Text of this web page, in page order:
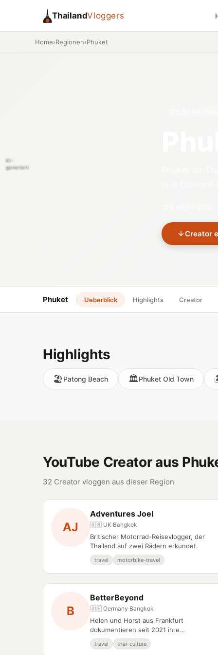
ThailandVloggers
Home›Regionen›Phuket
KI-
generiert
Creator
Phuket Ueberblick Highlights Creator
Highlights
🏖️Patong Beach 🏛️Phuket Old Town
YouTube Creator aus
32 Creator vloggen aus dieser Region
AJ
Adventures Joel
🇬🇧 UK·Bangkok
Britischer Motorrad-Reisevlogger, der
Thailand auf zwei Rädern erkundet.
travel motorbike-travel
B
BetterBeyond
🇩🇪 Germany·Bangkok
Helen und Horst aus Frankfurt
dokumentieren seit 2021 ihre
Backpacking-Abenteuer durch Asien mit
detaillierten Reiseguides und praktischen
travel thai-culture